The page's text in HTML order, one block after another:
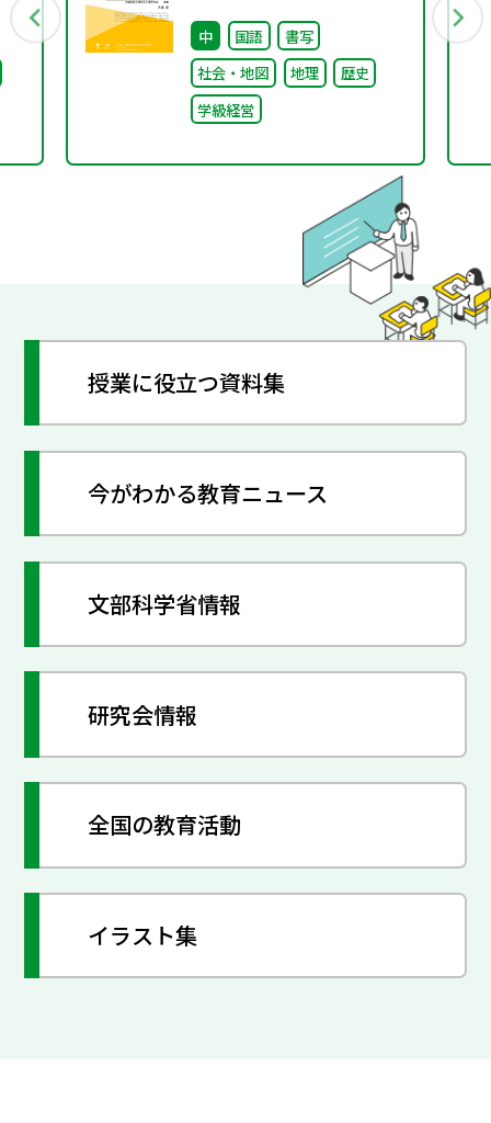
不確実な時代に応答する
小津中の実践 第二回
「学校のコンパス」生徒
が創る学校の最上位方針
中 国語
書写
社会・地図
地理
歴史
学級経営
授業に役立つ資料集
今がわかる教育ニュース
文部科学省情報
研究会情報
全国の教育活動
イラスト集